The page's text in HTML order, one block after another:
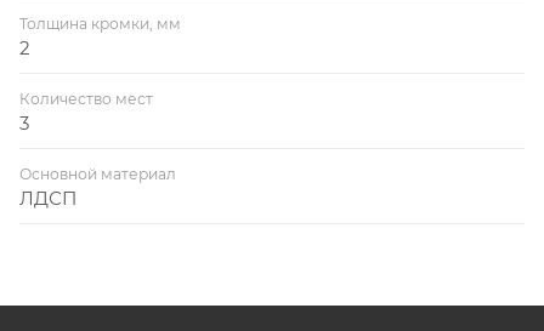
Толщина кромки, мм
2
Количество мест
3
Основной материал
ЛДСП